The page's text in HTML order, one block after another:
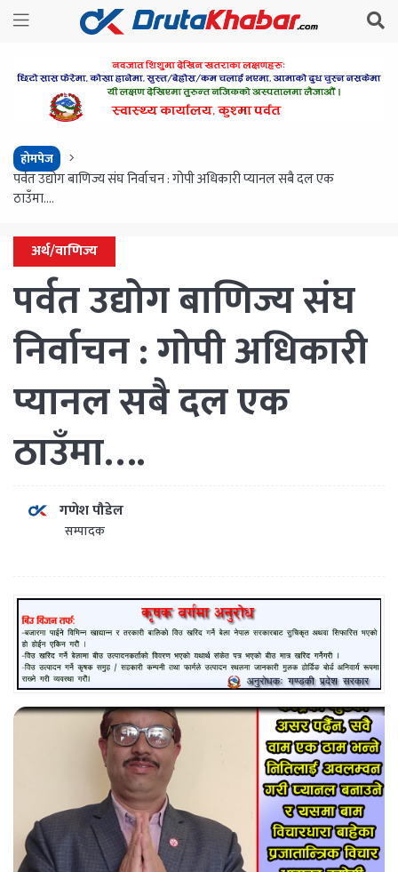
होमपेज
पर्वत उद्योग बाणिज्य संघ निर्वाचन : गोपी अधिकारी प्यानल सबै दल एक
ठाउँमा….
अर्थ/वाणिज्य
पर्वत उद्योग बाणिज्य संघ
निर्वाचन : गोपी अधिकारी
प्यानल सबै दल एक
ठाउँमा….
गणेश पौडेल
सम्पादक